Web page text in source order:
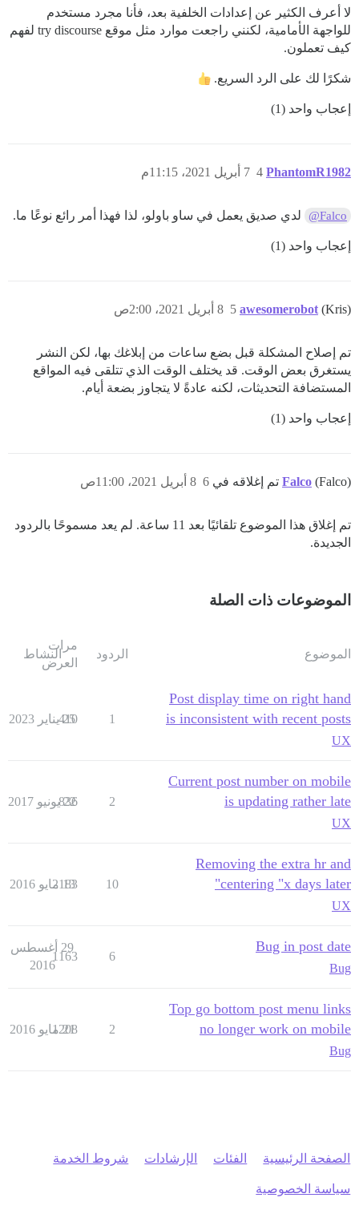
لا أعرف الكثير عن إعدادات الخلفية بعد، فأنا مجرد مستخدم
للواجهة الأمامية، لكنني راجعت موارد مثل موقع try discourse لفهم
كيف تعملون.
شكرًا لك على الرد السريع.
إعجاب واحد (1)
PhantomR1982 7 أبريل 2021، 11:15م 4
@Falco لدي صديق يعمل في ساو باولو، لذا فهذا أمر رائع نوعًا ما.
إعجاب واحد (1)
awesomerobot (Kris) 8 أبريل 2021، 2:00ص 5
تم إصلاح المشكلة قبل بضع ساعات من إبلاغك بها، لكن النشر
يستغرق بعض الوقت. قد يختلف الوقت الذي تتلقى فيه المواقع
المستضافة التحديثات، لكنه عادةً لا يتجاوز بضعة أيام.
إعجاب واحد (1)
Falco (Falco) تم إغلاقه في 8 أبريل 2021، 11:00ص 6
تم إغلاق هذا الموضوع تلقائيًا بعد 11 ساعة. لم يعد مسموحًا بالردود
الجديدة.
الموضوعات ذات الصلة
الموضوع الردود
مرات
العرض
النشاط
Post display time on right hand
is inconsistent with recent posts
UX
1
410
25 يناير 2023
Current post number on mobile
is updating rather late
UX
2
836
22 يونيو 2017
Removing the extra hr and
centering "x days later"
UX
10
2183
13 مايو 2016
Bug in post date
Bug
6
1163
29 أغسطس
2016
Top go bottom post menu links
no longer work on mobile
Bug
2
1208
21 مايو 2016
الصفحة الرئيسية الفئات الإرشادات شروط الخدمة
سياسة الخصوصية